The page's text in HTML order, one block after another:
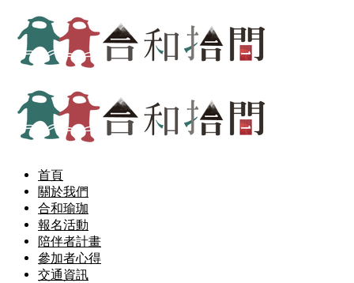
首頁
關於我們
合和瑜珈
報名活動
陪伴者計畫
參加者心得
交通資訊